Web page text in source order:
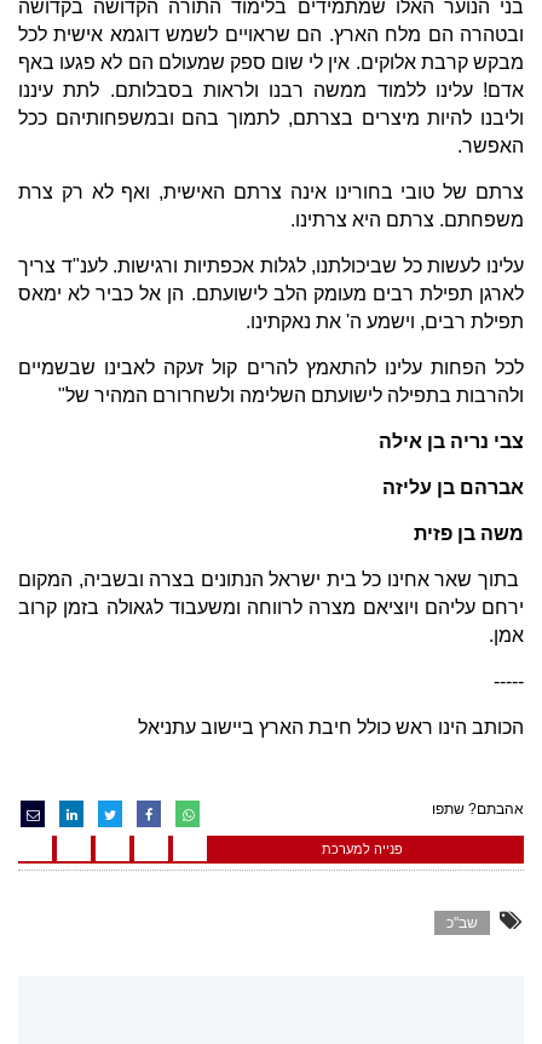
בני הנוער האלו שמתמידים בלימוד התורה הקדושה בקדושה
ובטהרה הם מלח הארץ. הם שראויים לשמש דוגמא אישית לכל
מבקש קרבת אלוקים. אין לי שום ספק שמעולם הם לא פגעו באף
אדם! עלינו ללמוד ממשה רבנו ולראות בסבלותם. לתת עיננו
וליבנו להיות מיצרים בצרתם, לתמוך בהם ובמשפחותיהם ככל
האפשר.
צרתם של טובי בחורינו אינה צרתם האישית, ואף לא רק צרת
משפחתם. צרתם היא צרתינו.
עלינו לעשות כל שביכולתנו, לגלות אכפתיות ורגישות. לענ"ד צריך
לארגן תפילת רבים מעומק הלב לישועתם. הן אל כביר לא ימאס
תפילת רבים, וישמע ה' את נאקתינו.
לכל הפחות עלינו להתאמץ להרים קול זעקה לאבינו שבשמיים
ולהרבות בתפילה לישועתם השלימה ולשחרורם המהיר של"
צבי נריה בן אילה
אברהם בן עליזה
משה בן פזית
בתוך שאר אחינו כל בית ישראל הנתונים בצרה ובשביה, המקום
ירחם עליהם ויוציאם מצרה לרווחה ומשעבוד לגאולה בזמן קרוב
אמן.
-----
הכותב הינו ראש כולל חיבת הארץ ביישוב עתניאל
אהבתם? שתפו
פנייה למערכת
שב"כ